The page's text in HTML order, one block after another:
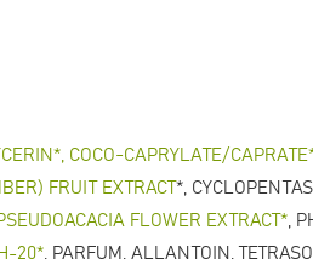
COCO-CAPRYLATE/
FRUIT EXTRACT *,
FLOWER EXTRACT*,
20*, PARFUM, ALLANTOIN,